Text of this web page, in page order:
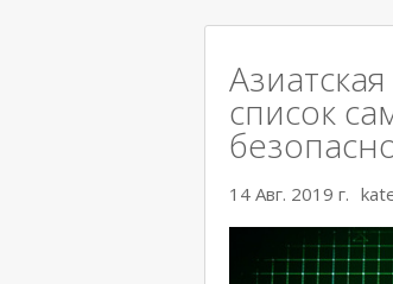
список
14 Авг. 2019 г.